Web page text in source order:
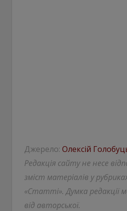
Джерело: Олексій
Редакція сайту не несе
зміст матеріалів у
«Статті». Думка редакції
від авторської.